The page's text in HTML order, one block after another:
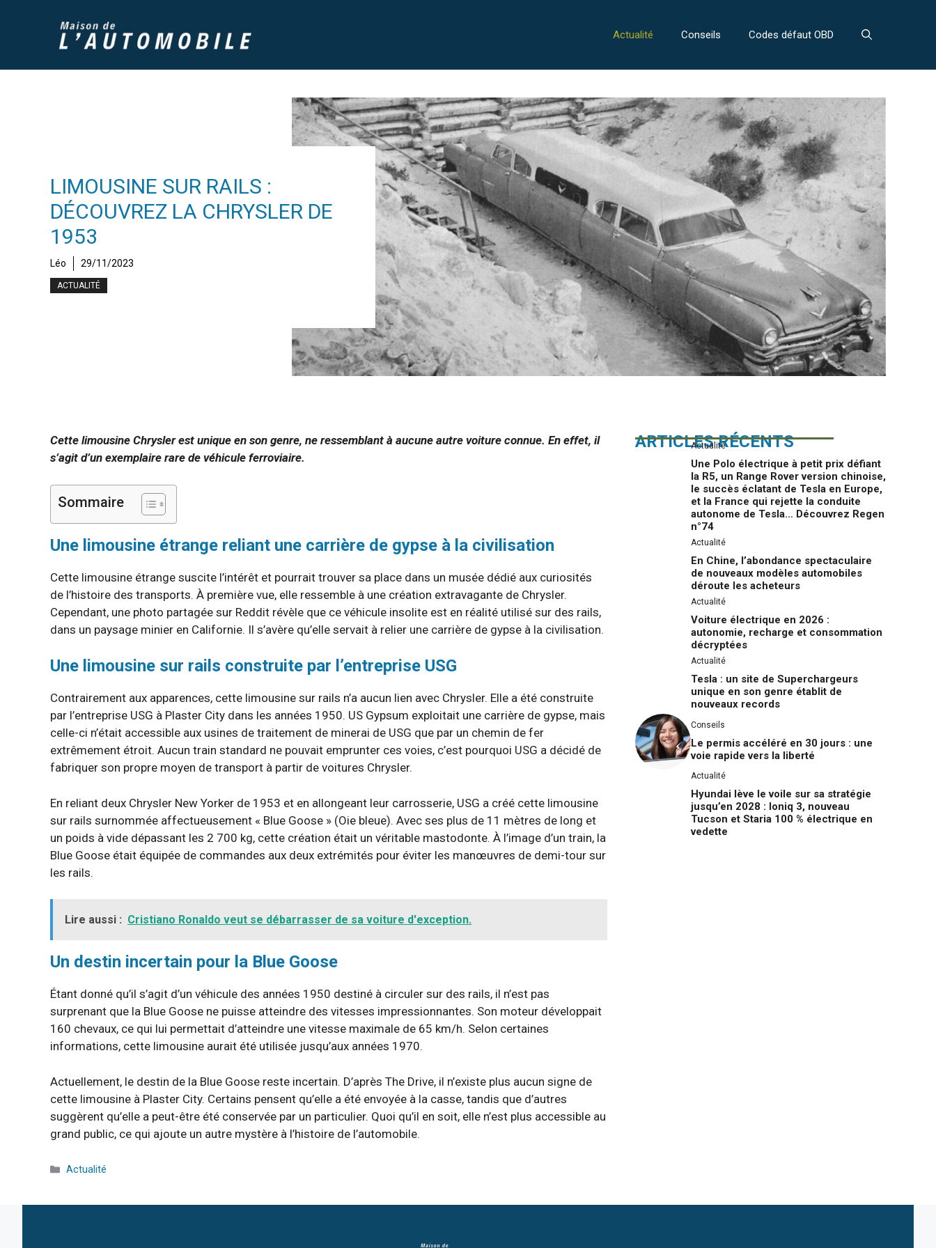
Actualité Conseils Codes défaut OBD
LIMOUSINE SUR RAILS :
DÉCOUVREZ LA CHRYSLER DE
1953
Léo 29/11/2023
ACTUALITÉ
Cette limousine Chrysler est unique en son genre, ne ressemblant à aucune autre voiture connue. En effet, il
s’agit d’un exemplaire rare de véhicule ferroviaire.
Sommaire
Une limousine étrange reliant une carrière de gypse à la civilisation
Cette limousine étrange suscite l’intérêt et pourrait trouver sa place dans un musée dédié aux curiosités
de l’histoire des transports. À première vue, elle ressemble à une création extravagante de Chrysler.
Cependant, une photo partagée sur Reddit révèle que ce véhicule insolite est en réalité utilisé sur des rails,
dans un paysage minier en Californie. Il s’avère qu’elle servait à relier une carrière de gypse à la civilisation.
Une limousine sur rails construite par l’entreprise USG
Contrairement aux apparences, cette limousine sur rails n’a aucun lien avec Chrysler. Elle a été construite
par l’entreprise USG à Plaster City dans les années 1950. US Gypsum exploitait une carrière de gypse, mais
celle-ci n’était accessible aux usines de traitement de minerai de USG que par un chemin de fer
extrêmement étroit. Aucun train standard ne pouvait emprunter ces voies, c’est pourquoi USG a décidé de
fabriquer son propre moyen de transport à partir de voitures Chrysler.
En reliant deux Chrysler New Yorker de 1953 et en allongeant leur carrosserie, USG a créé cette limousine
sur rails surnommée affectueusement « Blue Goose » (Oie bleue). Avec ses plus de 11 mètres de long et
un poids à vide dépassant les 2 700 kg, cette création était un véritable mastodonte. À l’image d’un train, la
Blue Goose était équipée de commandes aux deux extrémités pour éviter les manœuvres de demi-tour sur
les rails.
Lire aussi : Cristiano Ronaldo veut se débarrasser de sa voiture d'exception.
Un destin incertain pour la Blue Goose
Étant donné qu’il s’agit d’un véhicule des années 1950 destiné à circuler sur des rails, il n’est pas
surprenant que la Blue Goose ne puisse atteindre des vitesses impressionnantes. Son moteur développait
160 chevaux, ce qui lui permettait d’atteindre une vitesse maximale de 65 km/h. Selon certaines
informations, cette limousine aurait été utilisée jusqu’aux années 1970.
Actuellement, le destin de la Blue Goose reste incertain. D’après The Drive, il n’existe plus aucun signe de
cette limousine à Plaster City. Certains pensent qu’elle a été envoyée à la casse, tandis que d’autres
suggèrent qu’elle a peut-être été conservée par un particulier. Quoi qu’il en soit, elle n’est plus accessible au
grand public, ce qui ajoute un autre mystère à l’histoire de l’automobile.
Catégories
Actualité
ARTICLES RÉCENTS
Actualité
Une Polo électrique à petit prix défiant
la R5, un Range Rover version chinoise,
le succès éclatant de Tesla en Europe,
et la France qui rejette la conduite
autonome de Tesla… Découvrez Regen
n°74
Actualité
En Chine, l’abondance spectaculaire
de nouveaux modèles automobiles
déroute les acheteurs
Actualité
Voiture électrique en 2026 :
autonomie, recharge et consommation
décryptées
Actualité
Tesla : un site de Superchargeurs
unique en son genre établit de
nouveaux records
Conseils
Le permis accéléré en 30 jours : une
voie rapide vers la liberté
Actualité
Hyundai lève le voile sur sa stratégie
jusqu’en 2028 : Ioniq 3, nouveau
Tucson et Staria 100 % électrique en
vedette